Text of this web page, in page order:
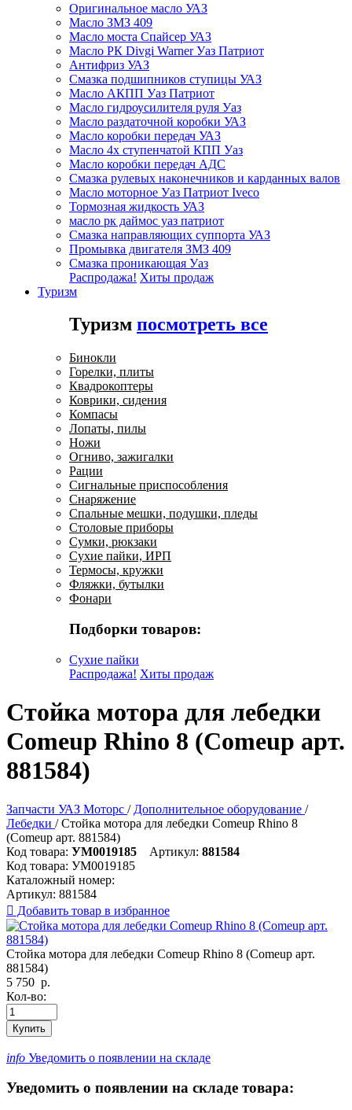
Оригинальное масло УАЗ
Масло ЗМЗ 409
Масло моста Спайсер УАЗ
Масло РК Divgi Warner Уаз Патриот
Антифриз УАЗ
Смазка подшипников ступицы УАЗ
Масло АКПП Уаз Патриот
Масло гидроусилителя руля Уаз
Масло раздаточной коробки УАЗ
Масло коробки передач УАЗ
Масло 4х ступенчатой КПП Уаз
Масло коробки передач АДС
Смазка рулевых наконечников и карданных валов
Масло моторное Уаз Патриот Iveco
Тормозная жидкость УАЗ
масло рк даймос уаз патриот
Смазка направляющих суппорта УАЗ
Промывка двигателя ЗМЗ 409
Смазка проникающая Уаз
Распродажа! Хиты продаж
Туризм
Туризм посмотреть все
Бинокли
Горелки, плиты
Квадрокоптеры
Коврики, сидения
Компасы
Лопаты, пилы
Ножи
Огниво, зажигалки
Рации
Сигнальные приспособления
Снаряжение
Спальные мешки, подушки, пледы
Столовые приборы
Сумки, рюкзаки
Сухие пайки, ИРП
Термосы, кружки
Фляжки, бутылки
Фонари
Подборки товаров:
Сухие пайки
Распродажа! Хиты продаж
Стойка мотора для лебедки
Comeup Rhino 8 (Comeup арт.
881584)
Запчасти УАЗ Моторс / Дополнительное оборудование /
Лебедки / Стойка мотора для лебедки Comeup Rhino 8
(Comeup арт. 881584)
Код товара: УМ0019185 Артикул: 881584
Код товара: УМ0019185
Каталожный номер:
Артикул: 881584
 Добавить товар в избранное
Стойка мотора для лебедки Comeup Rhino 8 (Comeup арт.
881584)
5 750 р.
Кол-во:
Купить
info Уведомить о появлении на складе
Уведомить о появлении на складе товара: